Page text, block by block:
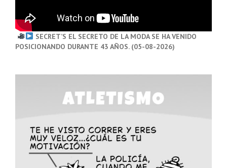
SECRET’S EL SECRETO DE LA MODA SE HA VENIDO
POSICIONANDO DURANTE 43 AÑOS. (05-08-2026)